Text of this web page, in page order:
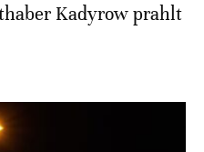
Kadyrow prahlt